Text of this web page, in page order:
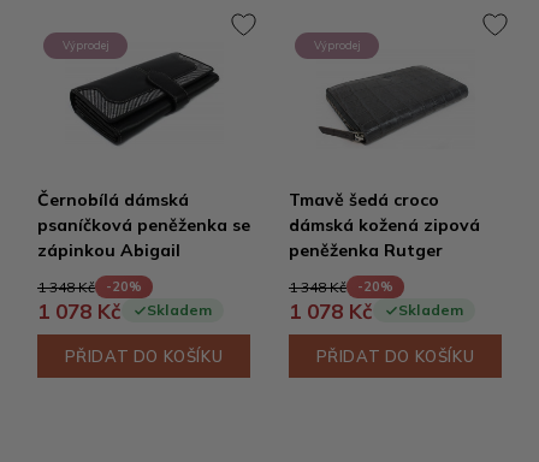
Výprodej
Černobílá dámská
psaníčková peněženka se
zápinkou Abigail
1 348 Kč -20%
1 078 Kč Skladem
PŘIDAT DO KOŠÍKU
Výprodej
Tmavě šedá croco
dámská kožená zipová
peněženka Rutger
1 348 Kč -20%
1 078 Kč Skladem
PŘIDAT DO KOŠÍKU